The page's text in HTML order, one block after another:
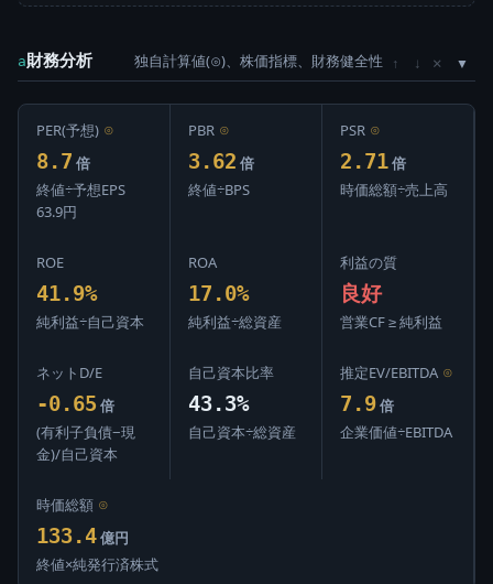
a財務分析 独自計算値(⊙)、株価指標、財務健全性 ↑ ↓ ×
PER(予想) ⊙
8.7 倍
終値÷予想EPS
63.9円
PBR ⊙
3.62 倍
終値÷BPS
PSR ⊙
2.71 倍
時価総額÷売上高
ROE
41.9%
純利益÷自己資本
ROA
17.0%
純利益÷総資産
利益の質
良好
営業CF ≥ 純利益
ネットD/E
-0.65 倍
(有利子負債−現
金)/自己資本
自己資本比率
43.3%
自己資本÷総資産
推定EV/EBITDA ⊙
7.9 倍
企業価値÷EBITDA
時価総額 ⊙
133.4 億円
終値×純発行済株式